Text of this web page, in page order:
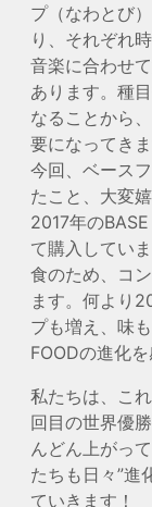
プ（なわとび
り、それぞれ
音楽に合わせ
あります。種
なることから
要になってきま
今回、ベース
たこと、大変
2017年の
て購入してい
食のため、コ
ます。何より
プも増え、味
FOODの進化
私たちは、こ
回目の世界優
んどん上がっ
たちも日々”進
ていきます！